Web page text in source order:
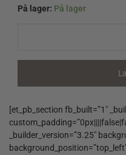
På lager: På lager
Hæklet
[et_pb_section fb_built=”1″
_builder_version=”3.25″